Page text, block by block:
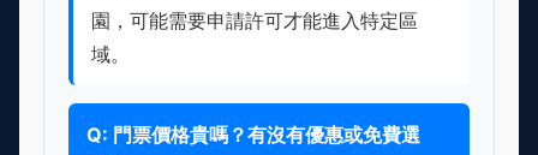
園，可能需要申請許可才能進入特定區
域。
Q: 門票價格貴嗎？有沒有優惠或免費選